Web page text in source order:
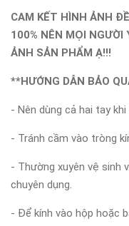
CAM KẾT HÌNH ẢNH
100% NÊN MỌI NGƯỜI
ẢNH SẢN PHẨM Ạ!!!
**HƯỚNG DẪN BẢO
- Nên dùng cả hai tay khi
- Tránh cầm vào tròng
- Thường xuyên vệ sinh
chuyên dụng.
- Để kính vào hộp hoặc